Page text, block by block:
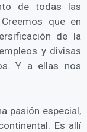
de todas las
que en
de la
y divisas
Y a ellas nos
pasión especial,
Es allí